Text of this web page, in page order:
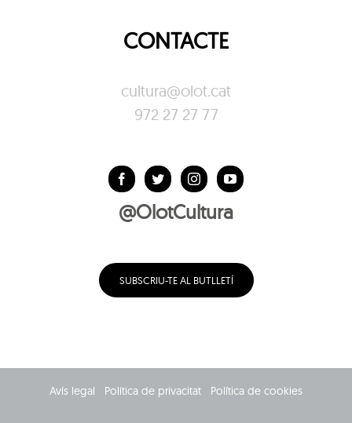
CONTACTE
cultura@olot.cat
972 27 27 77
@OlotCultura
SUBSCRIU-TE AL BUTLLETÍ
Avís legal Política de privacitat Política de cookies